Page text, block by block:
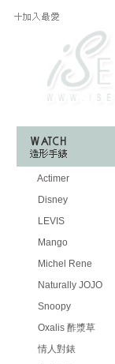
Actimer
Disney
LEVIS
Mango
Michel Rene
Naturally JOJO
Snoopy
Oxalis 酢漿草
情人對錶